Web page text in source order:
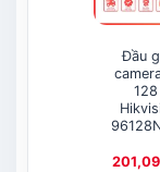
Đầu